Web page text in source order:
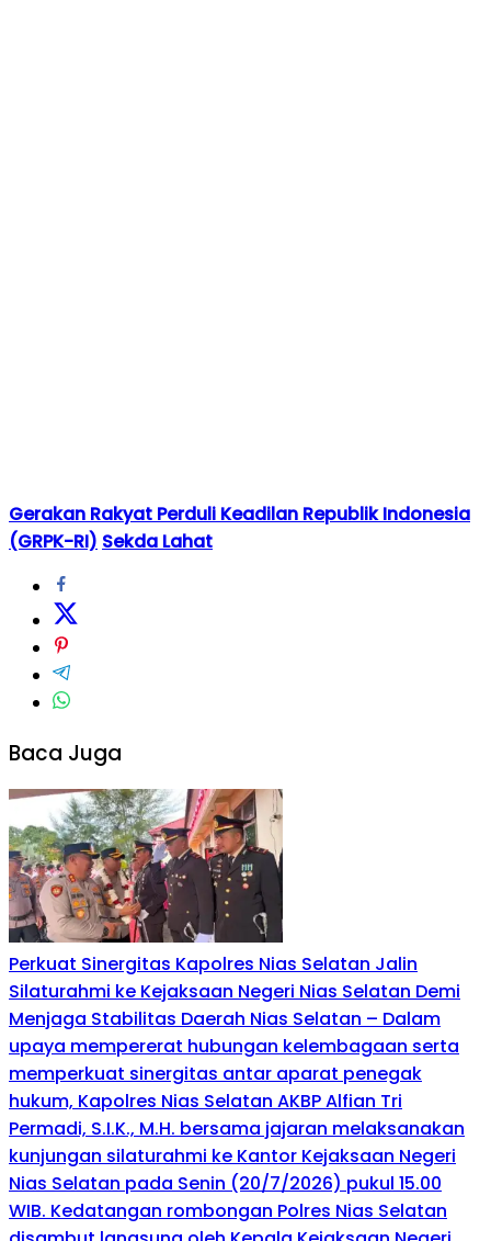
Gerakan Rakyat Perduli Keadilan Republik Indonesia
(GRPK-RI) Sekda Lahat
Baca Juga
Perkuat Sinergitas Kapolres Nias Selatan Jalin
Silaturahmi ke Kejaksaan Negeri Nias Selatan Demi
Menjaga Stabilitas Daerah Nias Selatan – Dalam
upaya mempererat hubungan kelembagaan serta
memperkuat sinergitas antar aparat penegak
hukum, Kapolres Nias Selatan AKBP Alfian Tri
Permadi, S.I.K., M.H. bersama jajaran melaksanakan
kunjungan silaturahmi ke Kantor Kejaksaan Negeri
Nias Selatan pada Senin (20/7/2026) pukul 15.00
WIB. Kedatangan rombongan Polres Nias Selatan